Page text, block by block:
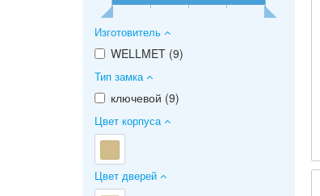
Изготовитель
WELLMET (9)
Тип замка
ключевой (9)
Цвет корпуса
Цвет дверей